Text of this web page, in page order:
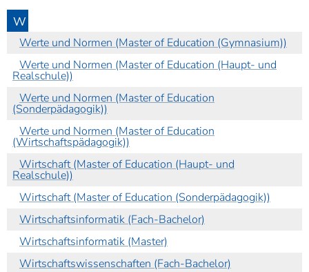
W
Werte und Normen (Master of Education (Gymnasium))
Werte und Normen (Master of Education (Haupt- und
Realschule))
Werte und Normen (Master of Education
(Sonderpädagogik))
Werte und Normen (Master of Education
(Wirtschaftspädagogik))
Wirtschaft (Master of Education (Haupt- und
Realschule))
Wirtschaft (Master of Education (Sonderpädagogik))
Wirtschaftsinformatik (Fach-Bachelor)
Wirtschaftsinformatik (Master)
Wirtschaftswissenschaften (Fach-Bachelor)